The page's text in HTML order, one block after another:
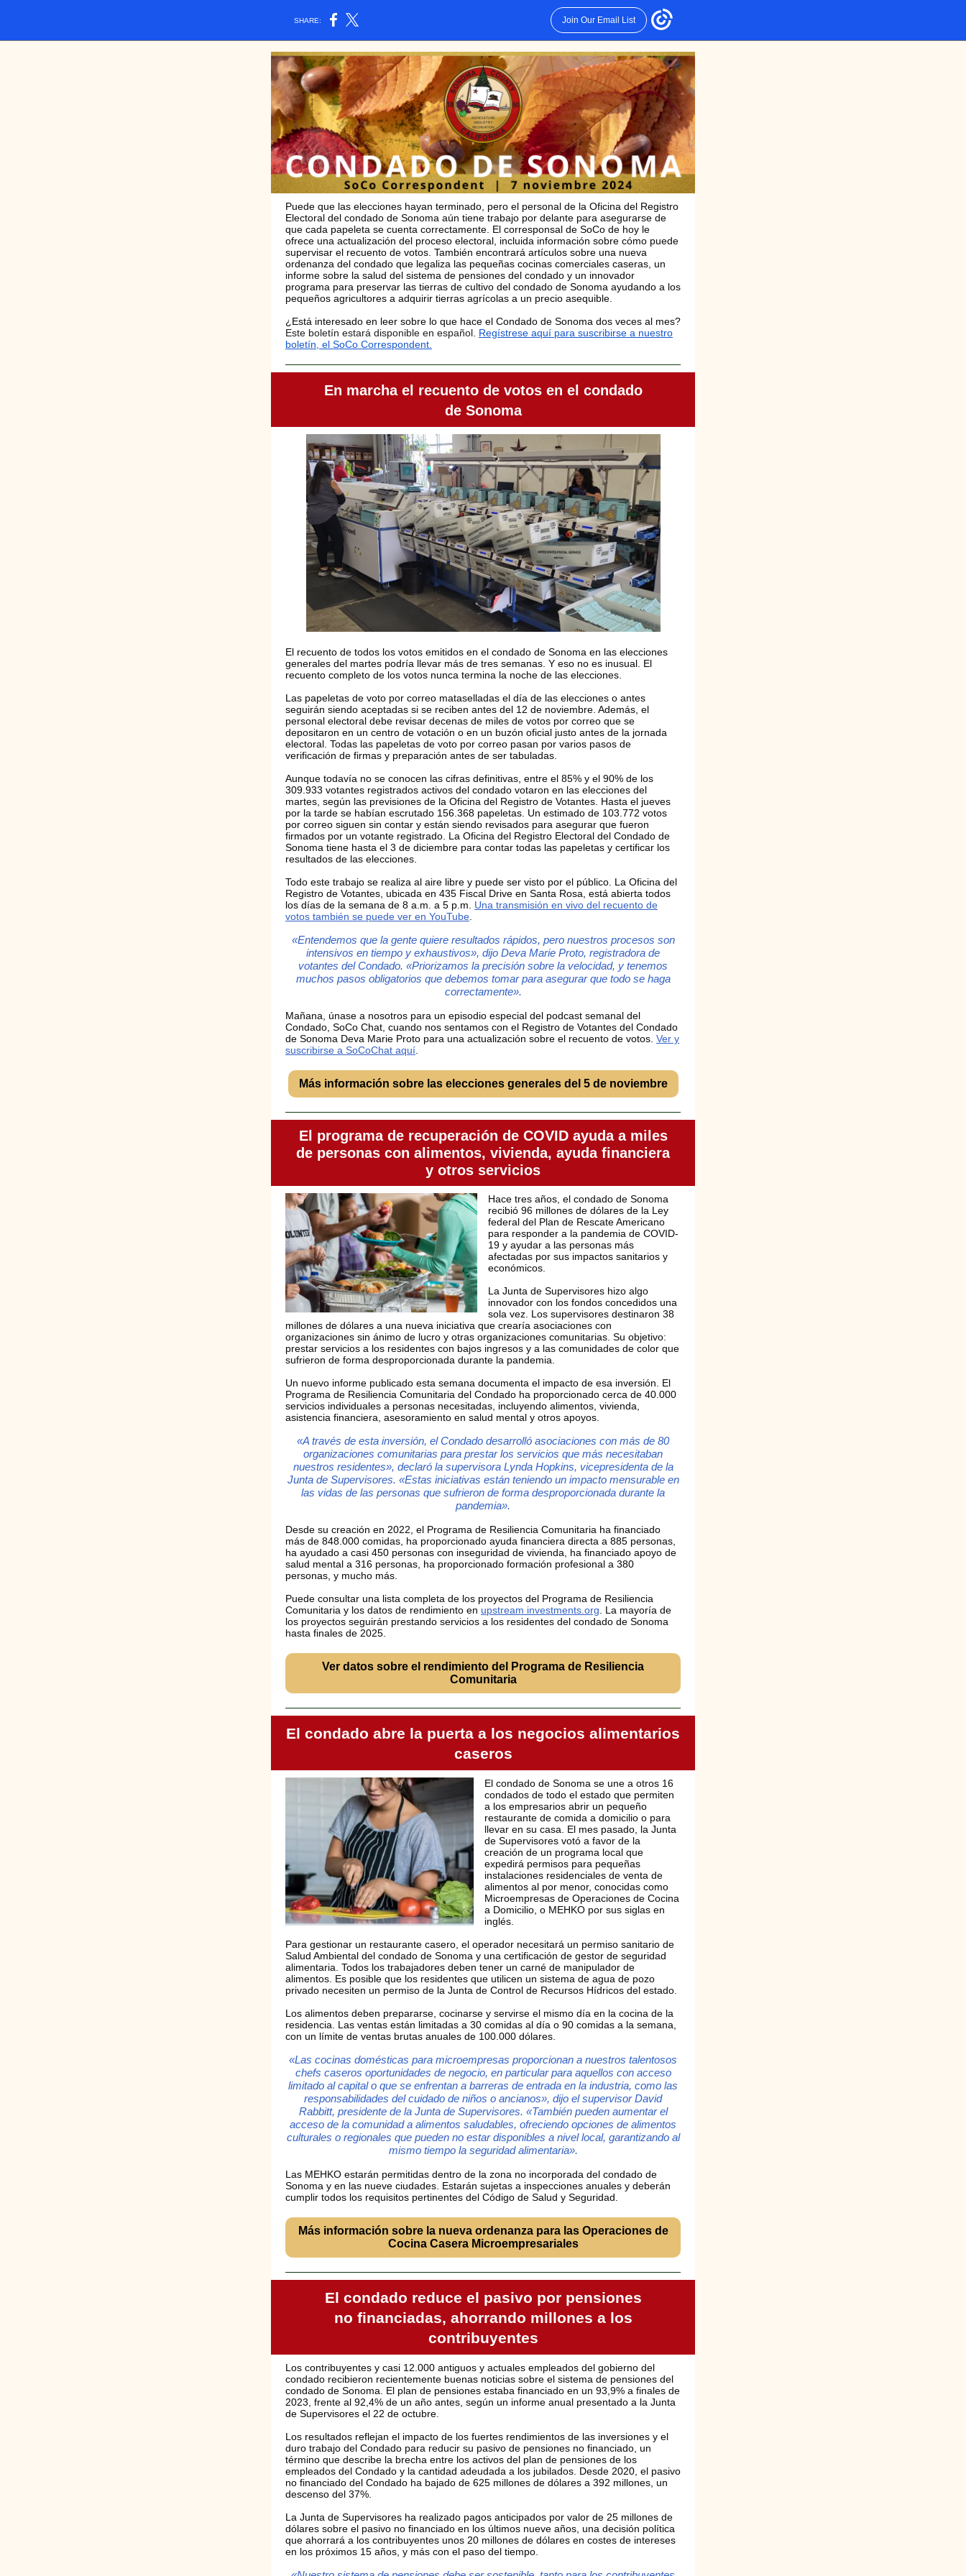
SHARE: Join Our Email List
Puede que las elecciones hayan terminado, pero el personal de la Oficina del Registro
Electoral del condado de Sonoma aún tiene trabajo por delante para asegurarse de
que cada papeleta se cuenta correctamente. El corresponsal de SoCo de hoy le
ofrece una actualización del proceso electoral, incluida información sobre cómo puede
supervisar el recuento de votos. También encontrará artículos sobre una nueva
ordenanza del condado que legaliza las pequeñas cocinas comerciales caseras, un
informe sobre la salud del sistema de pensiones del condado y un innovador
programa para preservar las tierras de cultivo del condado de Sonoma ayudando a los
pequeños agricultores a adquirir tierras agrícolas a un precio asequible.
¿Está interesado en leer sobre lo que hace el Condado de Sonoma dos veces al mes?
Este boletín estará disponible en español Regístrese aquí para suscribirse a nuestro
boletín, el SoCo Correspondent.
En marcha el recuento de votos en el condado
de Sonoma
El recuento de todos los votos emitidos en el condado de Sonoma en las elecciones
generales del martes podría llevar más de tres semanas. Y eso no es inusual. El
recuento completo de los votos nunca termina la noche de las elecciones.
Las papeletas de voto por correo mataselladas el día de las elecciones o antes
seguirán siendo aceptadas si se reciben antes del 12 de noviembre. Además, el
personal electoral debe revisar decenas de miles de votos por correo que se
depositaron en un centro de votación o en un buzón oficial justo antes de la jornada
electoral. Todas las papeletas de voto por correo pasan por varios pasos de
verificación de firmas y preparación antes de ser tabuladas.
Aunque todavía no se conocen las cifras definitivas, entre el 85% y el 90% de los
309.933 votantes registrados activos del condado votaron en las elecciones del
martes, según las previsiones de la Oficina del Registro de Votantes. Hasta el jueves
por la tarde se habían escrutado 156.368 papeletas. Un estimado de 103.772 votos
por correo siguen sin contar y están siendo revisados para asegurar que fueron
firmados por un votante registrado. La Oficina del Registro Electoral del Condado de
Sonoma tiene hasta el 3 de diciembre para contar todas las papeletas y certificar los
resultados de las elecciones.
Todo este trabajo se realiza al aire libre y puede ser visto por el público. La Oficina del
Registro de Votantes, ubicada en 435 Fiscal Drive en Santa Rosa, está abierta todos
los días de la semana de 8 a.m. a 5 p.m. Una transmisión en vivo del recuento de
votos también se puede ver en YouTube
«Entendemos que la gente quiere resultados rápidos, pero nuestros procesos son
intensivos en tiempo y exhaustivos», dijo Deva Marie Proto, registradora de
votantes del Condado. «Priorizamos la precisión sobre la velocidad, y tenemos
muchos pasos obligatorios que debemos tomar para asegurar que todo se haga
correctamente».
Mañana, únase a nosotros para un episodio especial del podcast semanal del
Condado, SoCo Chat, cuando nos sentamos con el Registro de Votantes del Condado
de Sonoma Deva Marie Proto para una actualización sobre el recuento de votos. Ver y
suscribirse a SoCoChat aquí
Más información sobre las elecciones generales del 5 de noviembre
El programa de recuperación de COVID ayuda a miles
de personas con alimentos, vivienda, ayuda financiera
y otros servicios
Hace tres años, el condado de Sonoma
recibió 96 millones de dólares de la Ley
federal del Plan de Rescate Americano
para responder a la pandemia de COVID-
19 y ayudar a las personas más
afectadas por sus impactos sanitarios y
económicos.
La Junta de Supervisores hizo algo
innovador con los fondos concedidos una
sola vez. Los supervisores destinaron 38
millones de dólares a una nueva iniciativa que crearía asociaciones con
organizaciones sin ánimo de lucro y otras organizaciones comunitarias. Su objetivo:
prestar servicios a los residentes con bajos ingresos y a las comunidades de color que
sufrieron de forma desproporcionada durante la pandemia.
Un nuevo informe publicado esta semana documenta el impacto de esa inversión. El
Programa de Resiliencia Comunitaria del Condado ha proporcionado cerca de 40.000
servicios individuales a personas necesitadas, incluyendo alimentos, vivienda,
asistencia financiera, asesoramiento en salud mental y otros apoyos.
«A través de esta inversión, el Condado desarrolló asociaciones con más de 80
organizaciones comunitarias para prestar los servicios que más necesitaban
nuestros residentes», declaró la supervisora Lynda Hopkins, vicepresidenta de la
Junta de Supervisores. «Estas iniciativas están teniendo un impacto mensurable en
las vidas de las personas que sufrieron de forma desproporcionada durante la
pandemia».
Desde su creación en 2022, el Programa de Resiliencia Comunitaria ha financiado
más de 848.000 comidas, ha proporcionado ayuda financiera directa a 885 personas,
ha ayudado a casi 450 personas con inseguridad de vivienda, ha financiado apoyo de
salud mental a 316 personas, ha proporcionado formación profesional a 380
personas, y mucho más.
Puede consultar una lista completa de los proyectos del Programa de Resiliencia
Comunitaria y los datos de rendimiento en upstream investments.org . La mayoría de
los proyectos seguirán prestando servicios a los residentes del condado de Sonoma
hasta finales de 2025.
Ver datos sobre el rendimiento del Programa de Resiliencia
Comunitaria
El condado abre la puerta a los negocios alimentarios
caseros
El condado de Sonoma se une a otros 16
condados de todo el estado que permiten
a los empresarios abrir un pequeño
restaurante de comida a domicilio o para
llevar en su casa. El mes pasado, la Junta
de Supervisores votó a favor de la
creación de un programa local que
expedirá permisos para pequeñas
instalaciones residenciales de venta de
alimentos al por menor, conocidas como
Microempresas de Operaciones de Cocina
a Domicilio, o MEHKO por sus siglas en
inglés.
Para gestionar un restaurante casero, el operador necesitará un permiso sanitario de
Salud Ambiental del condado de Sonoma y una certificación de gestor de seguridad
alimentaria. Todos los trabajadores deben tener un carné de manipulador de
alimentos. Es posible que los residentes que utilicen un sistema de agua de pozo
privado necesiten un permiso de la Junta de Control de Recursos Hídricos del estado.
Los alimentos deben prepararse, cocinarse y servirse el mismo día en la cocina de la
residencia. Las ventas están limitadas a 30 comidas al día o 90 comidas a la semana,
con un límite de ventas brutas anuales de 100.000 dólares.
«Las cocinas domésticas para microempresas proporcionan a nuestros talentosos
chefs caseros oportunidades de negocio, en particular para aquellos con acceso
limitado al capital o que se enfrentan a barreras de entrada en la industria, como las
responsabilidades del cuidado de niños o ancianos», dijo el supervisor David
Rabbitt, presidente de la Junta de Supervisores. «También pueden aumentar el
acceso de la comunidad a alimentos saludables, ofreciendo opciones de alimentos
culturales o regionales que pueden no estar disponibles a nivel local, garantizando al
mismo tiempo la seguridad alimentaria».
Las MEHKO estarán permitidas dentro de la zona no incorporada del condado de
Sonoma y en las nueve ciudades. Estarán sujetas a inspecciones anuales y deberán
cumplir todos los requisitos pertinentes del Código de Salud y Seguridad.
Más información sobre la nueva ordenanza para las Operaciones de
Cocina Casera Microempresariales
El condado reduce el pasivo por pensiones
no financiadas, ahorrando millones a los
contribuyentes
Los contribuyentes y casi 12.000 antiguos y actuales empleados del gobierno del
condado recibieron recientemente buenas noticias sobre el sistema de pensiones del
condado de Sonoma. El plan de pensiones estaba financiado en un 93,9% a finales de
2023, frente al 92,4% de un año antes, según un informe anual presentado a la Junta
de Supervisores el 22 de octubre.
Los resultados reflejan el impacto de los fuertes rendimientos de las inversiones y el
duro trabajo del Condado para reducir su pasivo de pensiones no financiado, un
término que describe la brecha entre los activos del plan de pensiones de los
empleados del Condado y la cantidad adeudada a los jubilados. Desde 2020, el pasivo
no financiado del Condado ha bajado de 625 millones de dólares a 392 millones, un
descenso del 37%.
La Junta de Supervisores ha realizado pagos anticipados por valor de 25 millones de
dólares sobre el pasivo no financiado en los últimos nueve años, una decisión política
que ahorrará a los contribuyentes unos 20 millones de dólares en costes de intereses
en los próximos 15 años, y más con el paso del tiempo.